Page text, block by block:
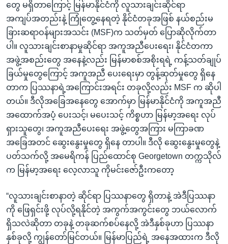
တွေ မရှိတာကြောင့် မြန်မာနိုင်ငံကို လူသားချင်းဆိုင်ရာ
အကျပ်အတည်းနဲ့ ကြုံတွေ့နေရတဲ့ နိုင်ငံတခုအဖြစ် နယ်စည်းမ
ခြားဆရာဝန်များအသင်း (MSF)က သတ်မှတ် ပြောဆိုလိုက်တာ
ပါ။ လူသားချင်းစာနာမှုဆိုင်ရာ အကူအညီပေးရေး၊ နိုင်ငံတကာ
အဖွဲ့အစည်းတွေ အနေနဲ့လည်း မြန်မာစစ်အစိုးရရဲ့ ကန့်သတ်ချုပ်
ခြယ်မှုတွေကြောင့် အကူအညီ ပေးရေးမှာ တွန့်ဆုတ်မှုတွေ ရှိနေ
တာက ပြဿနာရဲ့အကြောင်းအရင်း တခုလို့လည်း MSF က ဆိုပါ
တယ်။ ဒီလိုအခြေအနေတွေ အောက်မှာ မြန်မာနိုင်ငံကို အကူအညီ
အထောက်အပံ့ ပေးသင့်၊ မပေးသင့် ကိစ္စဟာ မြန်မာ့အရေး လုပ်
ရှားသူတွေ၊ အကူအညီပေးရေး အဖွဲ့တွေအကြား မကြာခဏ
အခြေအတင် ဆွေးနွေးမှုတွေ ရှိနေ တာပါ။ ဒီလို ဆွေးနွေးမှုတွေနဲ့
ပတ်သက်လို့ အမေရိကန် ပြည်ထောင်စု Georgetown တက္ကသိုလ်
က မြန်မာ့အရေး လေ့လာသူ ကိုမင်းဇော်ဦးကတော့
“လူသားချင်းစာနာတဲ့ ဆိုင်ရာ ပြဿနာတွေ ရှိတာနဲ့ အဲဒီပြဿနာ
ကို ဖြေရှင်းဖို့ လုပ်လို့ရနိုင်တဲ့ အကွက်အကွင်းတွေ ဘယ်လောက်
ရှိသလဲဆိုတာ တခုနဲ့ တခုဆက်စပ်နေလို့ အဲဒီနှစ်ခုဟာ ပြဿနာ
နှစ်ခုလို့ ကျွန်တော်မြင်တယ်။ မြန်မာပြည်ရဲ့ အနေအထားက ဒီလို